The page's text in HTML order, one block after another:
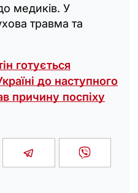
медиків. У
травма та
готується
до наступного
причину поспіху